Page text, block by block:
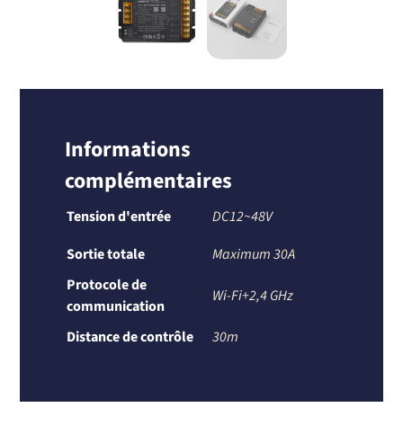
Informations
complémentaires
Tension d'entrée
DC12~48V
Sortie totale
Maximum 30A
Protocole de
communication
Wi-Fi+2,4 GHz
Distance de contrôle 30m